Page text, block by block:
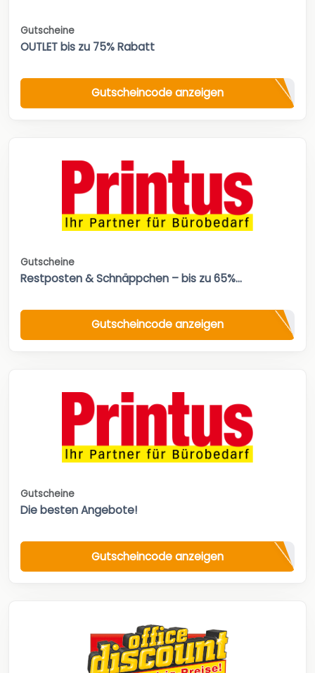
Gutscheine
OUTLET bis zu 75% Rabatt
Gutscheincode anzeigen
Gutscheine
Restposten & Schnäppchen – bis zu 65%...
Gutscheincode anzeigen
Gutscheine
Die besten Angebote!
Gutscheincode anzeigen